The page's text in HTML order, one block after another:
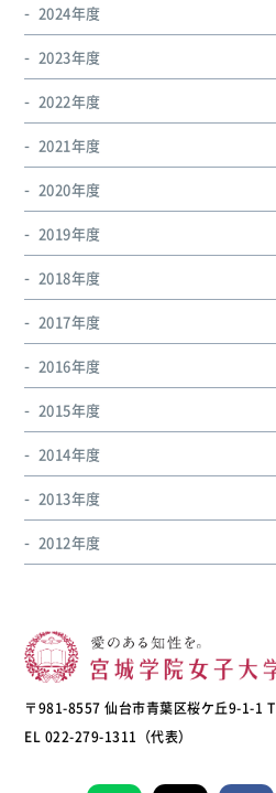
2024年度
2023年度
2022年度
2021年度
2020年度
2019年度
2018年度
2017年度
2016年度
2015年度
2014年度
2013年度
2012年度
〒981-8557 仙台市青葉区桜ケ丘9-1-1 T
EL 022-279-1311（代表）